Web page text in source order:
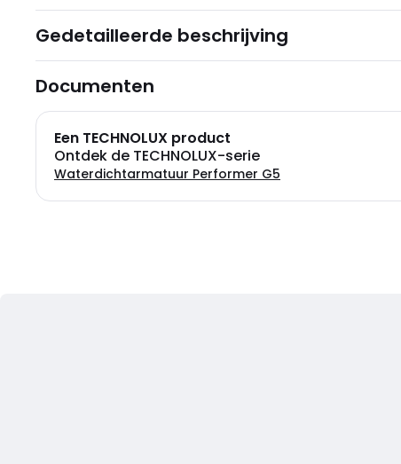
Gedetailleerde beschrijving
Documenten
Een TECHNOLUX product
Ontdek de TECHNOLUX-serie
Waterdichtarmatuur Performer G5